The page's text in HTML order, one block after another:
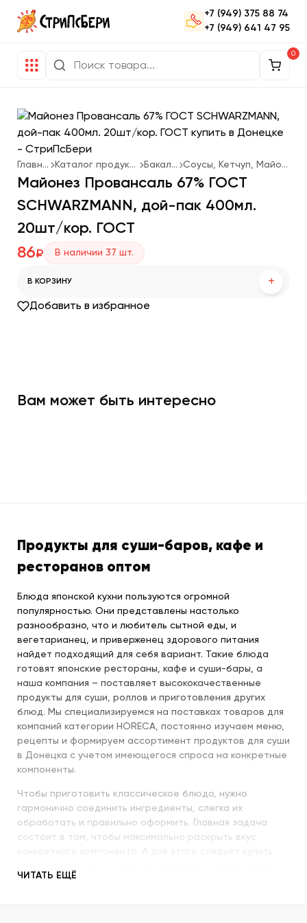
+7 (949) 375 88 74
+7 (949) 641 47 95
0
Главная Каталог продукции Бакалея Соусы, Кетчуп, Майонез
Майонез Провансаль 67% ГОСТ
SCHWARZMANN, дой-пак 400мл.
20шт/кор. ГОСТ
86₽ В наличии 37 шт.
В КОРЗИНУ +
Добавить в избранное
Вам может быть интересно
Продукты для суши-баров, кафе и
ресторанов оптом
Блюда японской кухни пользуются огромной
популярностью. Они представлены настолько
разнообразно, что и любитель сытной еды, и
вегетарианец, и приверженец здорового питания
найдет подходящий для себя вариант. Такие блюда
готовят японские рестораны, кафе и суши-бары, а
наша компания – поставляет высококачественные
продукты для суши, роллов и приготовления других
блюд. Мы специализируемся на поставках товаров для
компаний категории HORECA, постоянно изучаем меню,
рецепты и формируем ассортимент продуктов для суши
в Донецка с учетом имеющегося спроса на конкретные
компоненты.
Чтобы приготовить классическое блюдо, нужно
гармонично соединить ингредиенты, слегка их
обработать и правильно оформить. Главная задача
состоит в том, чтобы максимально раскрыть вкус
их со знанием всех секретов.
ЧИТАТЬ ЕЩЁ